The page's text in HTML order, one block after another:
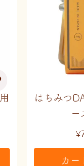
はちみつ
ー
¥
カー